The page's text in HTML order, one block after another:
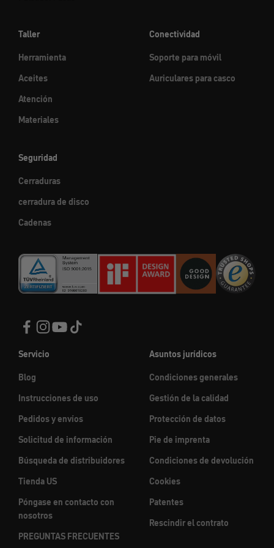
Taller
Herramienta
Aceites
Atención
Materiales
Conectividad
Soporte para móvil
Auriculares para casco
Seguridad
Cerraduras
cerradura de disco
Cadenas
Servicio
Blog
Instrucciones de uso
Pedidos y envíos
Solicitud de información
Búsqueda de distribuidores
Tienda US
Póngase en contacto con
nosotros
PREGUNTAS FRECUENTES
Asuntos jurídicos
Condiciones generales
Gestión de la calidad
Protección de datos
Pie de imprenta
Condiciones de devolución
Cookies
Patentes
Rescindir el contrato